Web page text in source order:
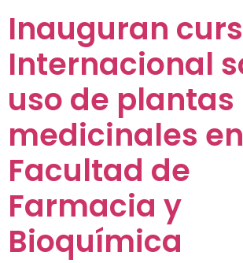
Inauguran
Internacional
uso de plantas
medicinales
Facultad de
Farmacia y
Bioquímica